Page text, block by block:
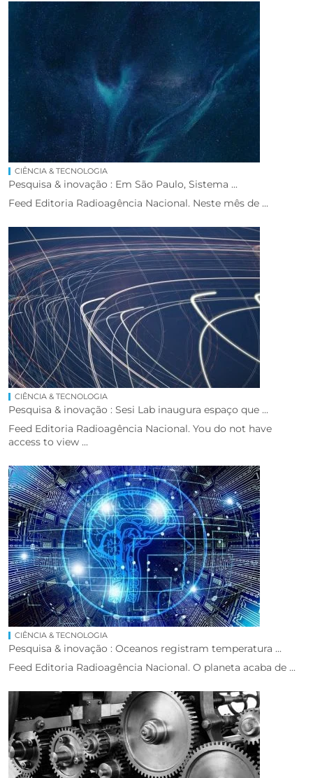
CIÊNCIA & TECNOLOGIA
Pesquisa & inovação : Em São Paulo, Sistema ...
Feed Editoria Radioagência Nacional. Neste mês de ...
CIÊNCIA & TECNOLOGIA
Pesquisa & inovação : Sesi Lab inaugura espaço que ...
Feed Editoria Radioagência Nacional. You do not have
access to view ...
CIÊNCIA & TECNOLOGIA
Pesquisa & inovação : Oceanos registram temperatura ...
Feed Editoria Radioagência Nacional. O planeta acaba de ...